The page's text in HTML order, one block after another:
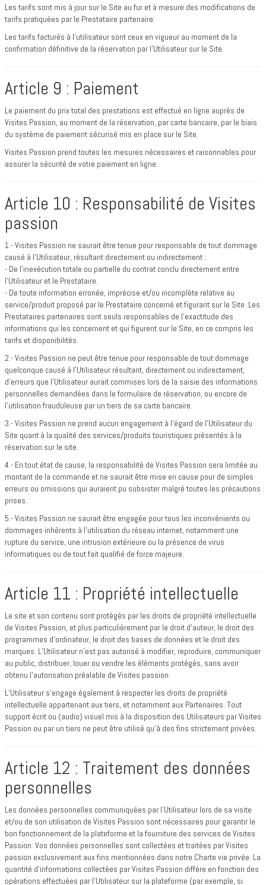
Les tarifs sont mis à jour sur le Site au fur et à mesure des modifications de
tarifs pratiquées par le Prestataire partenaire.
Les tarifs facturés à l’utilisateur sont ceux en vigueur au moment de la
confirmation définitive de la réservation par l’Utilisateur sur le Site.
Article 9 : Paiement
Le paiement du prix total des prestations est effectué en ligne auprès de
Visites Passion, au moment de la réservation, par carte bancaire, par le biais
du système de paiement sécurisé mis en place sur le Site.
Visites Passion prend toutes les mesures nécessaires et raisonnables pour
assurer la sécurité de votre paiement en ligne.
Article 10 : Responsabilité de Visites
passion
1.- Visites Passion ne saurait être tenue pour responsable de tout dommage
causé à l’Utilisateur, résultant directement ou indirectement :
- De l’inexécution totale ou partielle du contrat conclu directement entre
l’Utilisateur et le Prestataire.
- De toute information erronée, imprécise et/ou incomplète relative au
service/produit proposé par le Prestataire concerné et figurant sur le Site. Les
Prestataires partenaires sont seuls responsables de l’exactitude des
informations qui les concernent et qui figurent sur le Site, en ce compris les
tarifs et disponibilités.
2.- Visites Passion ne peut être tenue pour responsable de tout dommage
quelconque causé à l’Utilisateur résultant, directement ou indirectement,
d’erreurs que l’Utilisateur aurait commises lors de la saisie des informations
personnelles demandées dans le formulaire de réservation, ou encore de
l’utilisation frauduleuse par un tiers de sa carte bancaire.
3.- Visites Passion ne prend aucun engagement à l’égard de l’Utilisateur du
Site quant à la qualité des services/produits touristiques présentés à la
réservation sur le site.
4.- En tout état de cause, la responsabilité de Visites Passion sera limitée au
montant de la commande et ne saurait être mise en cause pour de simples
erreurs ou omissions qui auraient pu subsister malgré toutes les précautions
prises.
5.- Visites Passion ne saurait être engagée pour tous les inconvénients ou
dommages inhérents à l’utilisation du réseau internet, notamment une
rupture du service, une intrusion extérieure ou la présence de virus
informatiques ou de tout fait qualifié de force majeure.
Article 11 : Propriété intellectuelle
Le site et son contenu sont protégés par les droits de propriété intellectuelle
de Visites Passion, et plus particulièrement par le droit d’auteur, le droit des
programmes d’ordinateur, le droit des bases de données et le droit des
marques. L’Utilisateur n’est pas autorisé à modifier, reproduire, communiquer
au public, distribuer, louer ou vendre les éléments protégés, sans avoir
obtenu l’autorisation préalable de Visites passion.
L’Utilisateur s’engage également à respecter les droits de propriété
intellectuelle appartenant aux tiers, et notamment aux Partenaires. Tout
support écrit ou (audio) visuel mis à la disposition des Utilisateurs par Visites
Passion ou par un tiers ne peut être utilisé qu’à des fins strictement privées.
Article 12 : Traitement des données
personnelles
Les données personnelles communiquées par l’Utilisateur lors de sa visite
et/ou de son utilisation de Visites Passion sont nécessaires pour garantir le
bon fonctionnement de la plateforme et la fourniture des services de Visites
Passion. Vos données personnelles sont collectées et traitées par Visites
passion exclusivement aux fins mentionnées dans notre Charte vie privée. La
quantité d’informations collectées par Visites Passion diffère en fonction des
opérations effectuées par l’Utilisateur sur la plateforme (par exemple, si